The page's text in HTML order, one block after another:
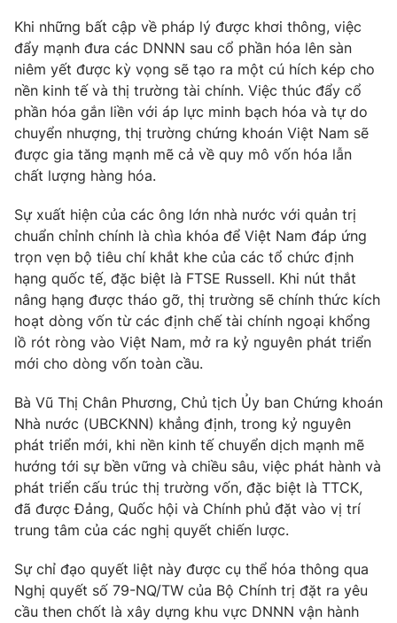
Khi những bất cập về pháp lý được khơi thông, việc
đẩy mạnh đưa các DNNN sau cổ phần hóa lên sàn
niêm yết được kỳ vọng sẽ tạo ra một cú hích kép cho
nền kinh tế và thị trường tài chính. Việc thúc đẩy cổ
phần hóa gắn liền với áp lực minh bạch hóa và tự do
chuyển nhượng, thị trường chứng khoán Việt Nam sẽ
được gia tăng mạnh mẽ cả về quy mô vốn hóa lẫn
chất lượng hàng hóa.
Sự xuất hiện của các ông lớn nhà nước với quản trị
chuẩn chỉnh chính là chìa khóa để Việt Nam đáp ứng
trọn vẹn bộ tiêu chí khắt khe của các tổ chức định
hạng quốc tế, đặc biệt là FTSE Russell. Khi nút thắt
nâng hạng được tháo gỡ, thị trường sẽ chính thức kích
hoạt dòng vốn từ các định chế tài chính ngoại khổng
lồ rót ròng vào Việt Nam, mở ra kỷ nguyên phát triển
mới cho dòng vốn toàn cầu.
Bà Vũ Thị Chân Phương, Chủ tịch Ủy ban Chứng khoán
Nhà nước (UBCKNN) khẳng định, trong kỷ nguyên
phát triển mới, khi nền kinh tế chuyển dịch mạnh mẽ
hướng tới sự bền vững và chiều sâu, việc phát hành và
phát triển cấu trúc thị trường vốn, đặc biệt là TTCK,
đã được Đảng, Quốc hội và Chính phủ đặt vào vị trí
trung tâm của các nghị quyết chiến lược.
Sự chỉ đạo quyết liệt này được cụ thể hóa thông qua
Nghị quyết số 79-NQ/TW của Bộ Chính trị đặt ra yêu
cầu then chốt là xây dựng khu vực DNNN vận hành